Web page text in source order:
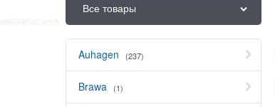
Все товары
Auhagen (237)
Brawa (1)